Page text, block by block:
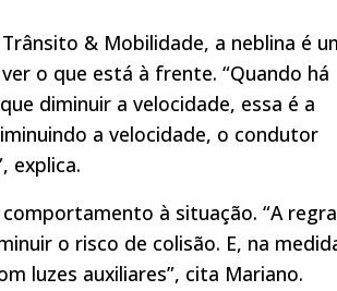
& Mobilidade, a neblina é
o que está à frente. “Quando há
diminuir a velocidade, essa é a
a velocidade, o condutor
explica.
à situação. “A regra
o risco de colisão. E, na
luzes auxiliares”, cita Mariano.